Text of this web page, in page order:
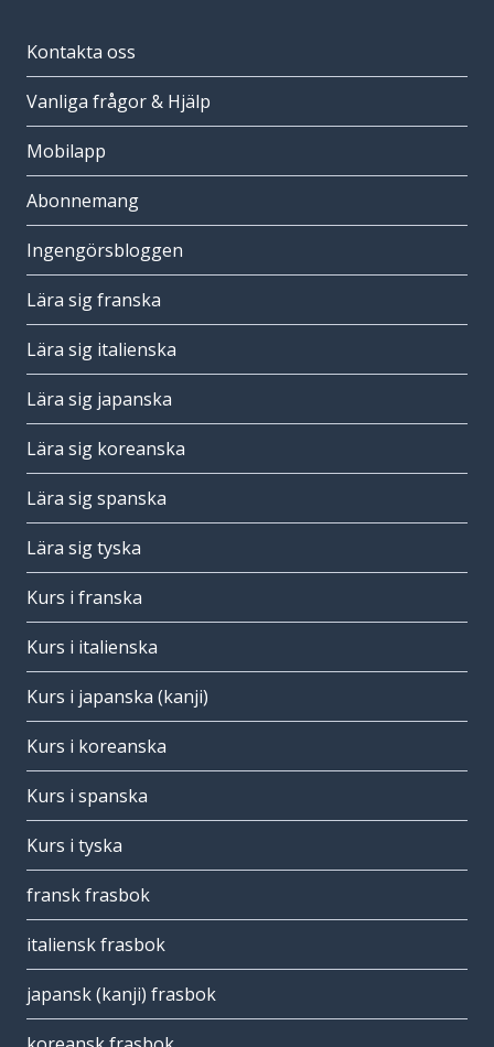
Kontakta oss
Vanliga frågor & Hjälp
Mobilapp
Abonnemang
Ingengörsbloggen
Lära sig franska
Lära sig italienska
Lära sig japanska
Lära sig koreanska
Lära sig spanska
Lära sig tyska
Kurs i franska
Kurs i italienska
Kurs i japanska (kanji)
Kurs i koreanska
Kurs i spanska
Kurs i tyska
fransk frasbok
italiensk frasbok
japansk (kanji) frasbok